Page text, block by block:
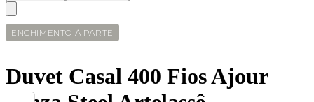
ENCHIMENTO À PARTE
Duvet Casal 400 Fios Ajour